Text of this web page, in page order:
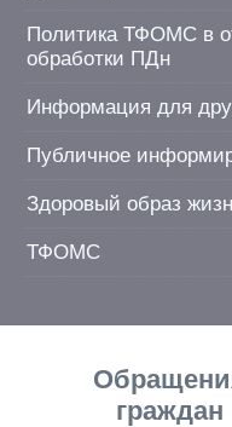
Политика ТФОМС в
обработки ПДн
Информация для
Публичное
Здоровый образ
ТФОМС
граждан